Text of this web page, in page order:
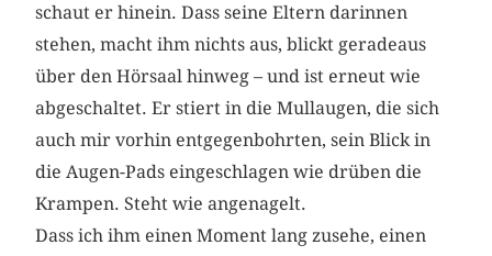
schaut er hinein. Dass seine Eltern darinnen
stehen, macht ihm nichts aus, blickt geradeaus
über den Hörsaal hinweg – und ist erneut wie
abgeschaltet. Er stiert in die Mullaugen, die sich
auch mir vorhin entgegenbohrten, sein Blick in
die Augen-Pads eingeschlagen wie drüben die
Krampen. Steht wie angenagelt.
Dass ich ihm einen Moment lang zusehe, einen